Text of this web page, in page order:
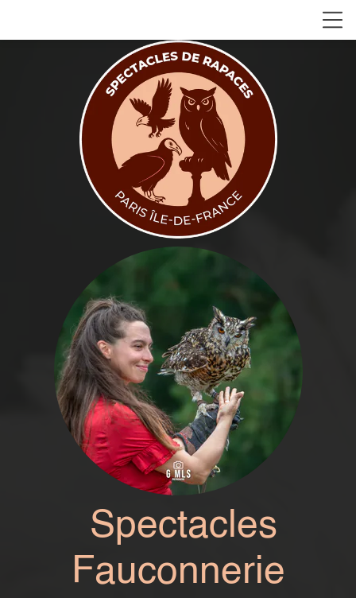
Spectacles
Fauconnerie